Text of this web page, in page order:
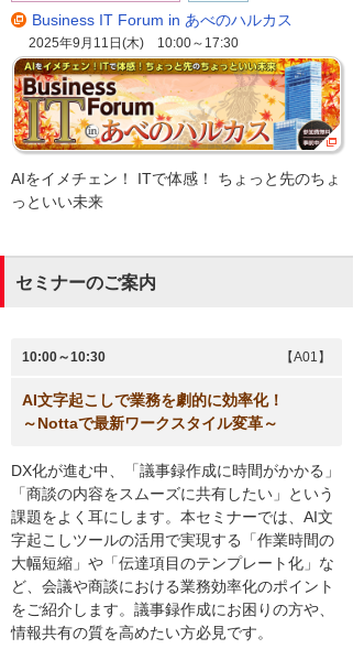
Business IT Forum in あべのハルカス
2025年9月11日(木) 10:00～17:30
AIをイメチェン！ ITで体感！ ちょっと先のちょ
っといい未来
セミナーのご案内
10:00～10:30 【A01】
AI文字起こしで業務を劇的に効率化！
～Nottaで最新ワークスタイル変革～
DX化が進む中、「議事録作成に時間がかかる」
「商談の内容をスムーズに共有したい」という
課題をよく耳にします。本セミナーでは、AI文
字起こしツールの活用で実現する「作業時間の
大幅短縮」や「伝達項目のテンプレート化」な
ど、会議や商談における業務効率化のポイント
をご紹介します。議事録作成にお困りの方や、
情報共有の質を高めたい方必見です。